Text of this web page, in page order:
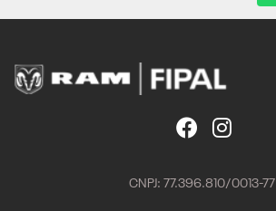
CNPJ: 77.396.810/0013-77